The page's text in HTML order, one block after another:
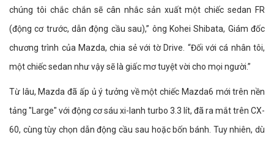
chúng tôi chắc chắn sẽ cân nhắc sản xuất một chiếc sedan FR
(động cơ trước, dẫn động cầu sau),” ông Kohei Shibata, Giám đốc
chương trình của Mazda, chia sẻ với tờ Drive. “Đối với cá nhân tôi,
một chiếc sedan như vậy sẽ là giấc mơ tuyệt vời cho mọi người.”
Từ lâu, Mazda đã ấp ủ ý tưởng về một chiếc Mazda6 mới trên nền
tảng "Large" với động cơ sáu xi-lanh turbo 3.3 lít, đã ra mắt trên CX-
60, cùng tùy chọn dẫn động cầu sau hoặc bốn bánh. Tuy nhiên, dù